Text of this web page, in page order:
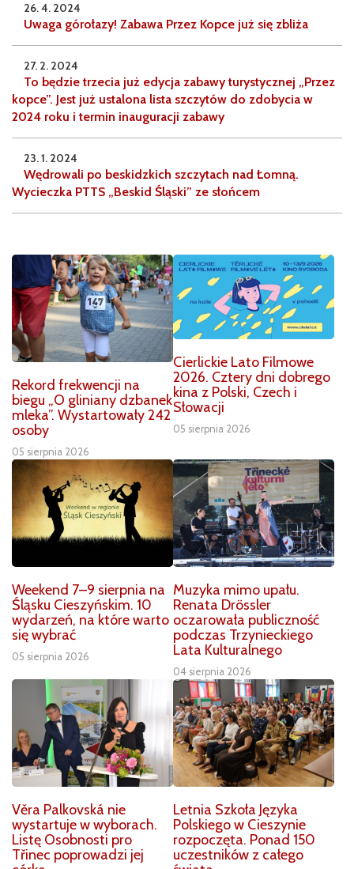
26. 4. 2024
Uwaga górołazy! Zabawa Przez Kopce już się zbliża
27. 2. 2024
To będzie trzecia już edycja zabawy turystycznej „Przez
kopce”. Jest już ustalona lista szczytów do zdobycia w
2024 roku i termin inauguracji zabawy
23. 1. 2024
Wędrowali po beskidzkich szczytach nad Łomną.
Wycieczka PTTS „Beskid Śląski” ze słońcem
Rekord frekwencji na
biegu „O gliniany dzbanek
mleka”. Wystartowały 242
osoby
05 sierpnia 2026
Cierlickie Lato Filmowe
2026. Cztery dni dobrego
kina z Polski, Czech i
Słowacji
05 sierpnia 2026
Weekend 7–9 sierpnia na
Śląsku Cieszyńskim. 10
wydarzeń, na które warto
się wybrać
05 sierpnia 2026
Muzyka mimo upału.
Renata Drössler
oczarowała publiczność
podczas Trzynieckiego
Lata Kulturalnego
04 sierpnia 2026
Věra Palkovská nie
wystartuje w wyborach.
Listę Osobnosti pro
Třinec poprowadzi jej
Letnia Szkoła Języka
Polskiego w Cieszynie
rozpoczęta. Ponad 150
uczestników z całego